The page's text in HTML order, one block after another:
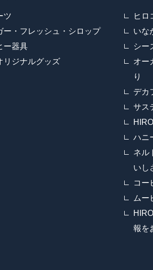
ツ
ー・フレッシュ・シロップ
ー器具
リジナルグッズ
ヒロ
いな
シー
オー
り
デカ
サス
ハニ
ネル
いし
コー
ムー
報を